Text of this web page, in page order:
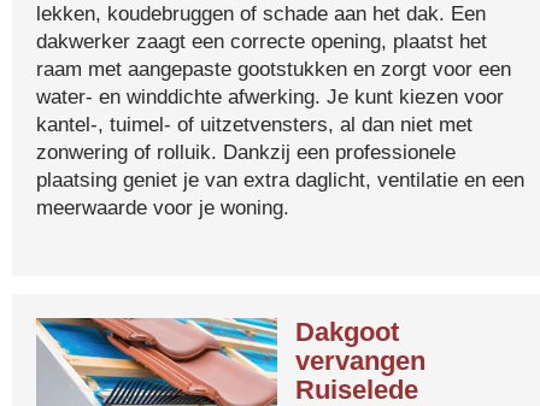
lekken, koudebruggen of schade aan het dak. Een
dakwerker zaagt een correcte opening, plaatst het
raam met aangepaste gootstukken en zorgt voor een
water- en winddichte afwerking. Je kunt kiezen voor
kantel-, tuimel- of uitzetvensters, al dan niet met
zonwering of rolluik. Dankzij een professionele
plaatsing geniet je van extra daglicht, ventilatie en een
meerwaarde voor je woning.
Dakgoot
vervangen
Ruiselede